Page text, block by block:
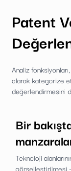
Patent
Analiz
olarak kategorize
değerlendirmesini
Bir
Teknoloji
görselleştirilmesi